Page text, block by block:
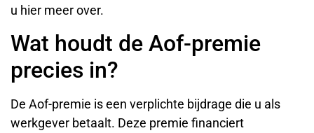
u hier meer over.
Wat houdt de Aof-premie
precies in?
De Aof-premie is een verplichte bijdrage die u als
werkgever betaalt. Deze premie financiert